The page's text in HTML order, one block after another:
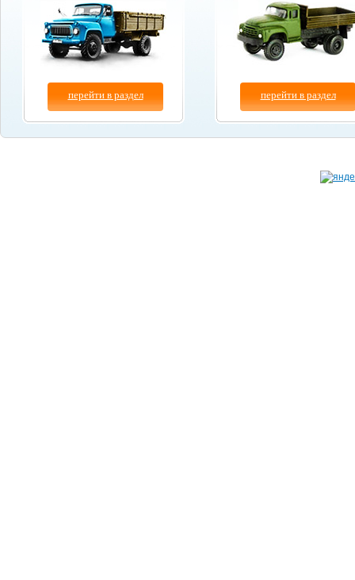
перейти в раздел перейти в раздел